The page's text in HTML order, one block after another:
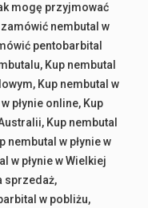
mogę przyjmować
nembutal w
pentobarbital
, Kup nembutal
, Kup nembutal w
płynie online, Kup
, Kup nembutal
nembutal w płynie w
w płynie w Wielkiej
sprzedaż,
w pobliżu,